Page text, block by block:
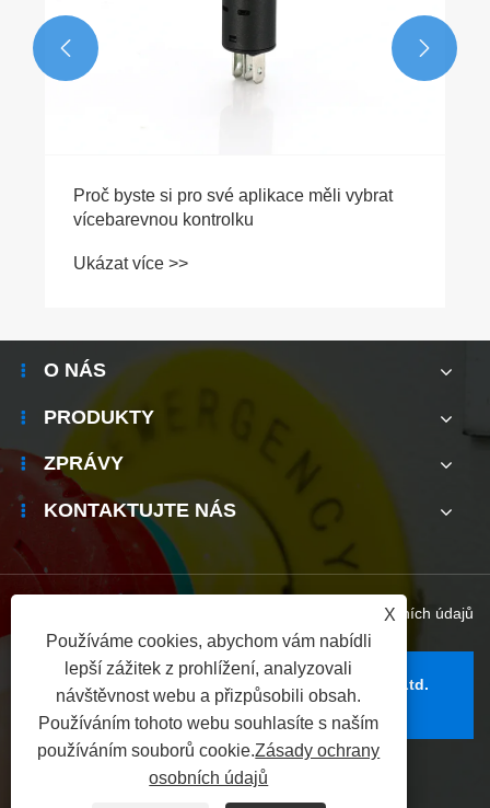
 
O NÁS
PRODUKTY
ZPRÁVY
KONTAKTUJTE NÁS
Zásady ochrany osobních údajů
Copyright © 2025 Yijia Industrial Electric Co., Ltd.
Všechna práva vyhrazena.
X
Používáme cookies, abychom vám nabídli
lepší zážitek z prohlížení, analyzovali
návštěvnost webu a přizpůsobili obsah.
Používáním tohoto webu souhlasíte s naším
používáním souborů cookie.Zásady ochrany
osobních údajů